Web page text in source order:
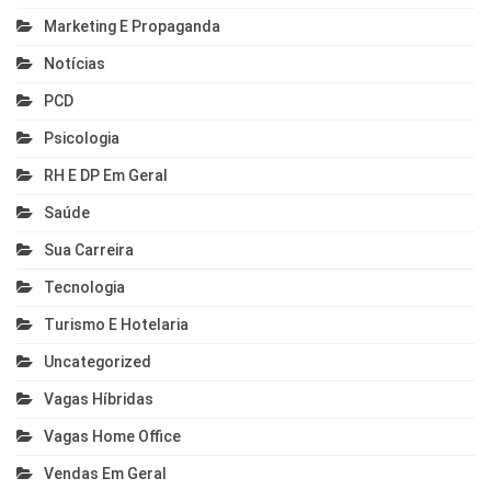
Marketing E Propaganda
Notícias
PCD
Psicologia
RH E DP Em Geral
Saúde
Sua Carreira
Tecnologia
Turismo E Hotelaria
Uncategorized
Vagas Híbridas
Vagas Home Office
Vendas Em Geral